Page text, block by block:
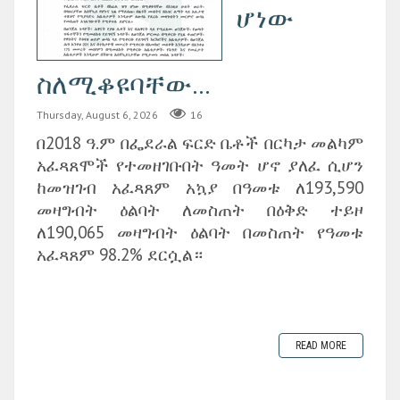
ሆነው
ስለሚቆዩባቸው...
Thursday, August 6, 2026 16
በ2018 ዓ.ም በፌደራል ፍርድ ቤቶች በርካታ መልካም
አፈጻጸሞች የተመዘገቡበት ዓመት ሆኖ ያለፈ ሲሆን
ከመዝገብ አፈጻጸም አኳያ በዓመቱ ለ193,590
መዛግብት ዕልባት ለመስጠት በዕቅድ ተይዞ
ለ190,065 መዛግብት ዕልባት በመስጠት የዓመቱ
አፈጻጸም 98.2% ደርሷል።
READ MORE